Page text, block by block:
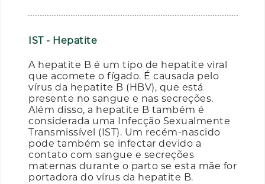
IST - Hepatite
A hepatite B é um tipo de hepatite viral
que acomete o fígado. É causada pelo
vírus da hepatite B (HBV), que está
presente no sangue e nas secreções.
Além disso, a hepatite B também é
considerada uma Infecção Sexualmente
Transmissível (IST). Um recém-nascido
pode também se infectar devido a
contato com sangue e secreções
maternas durante o parto se esta mãe for
portadora do vírus da hepatite B.